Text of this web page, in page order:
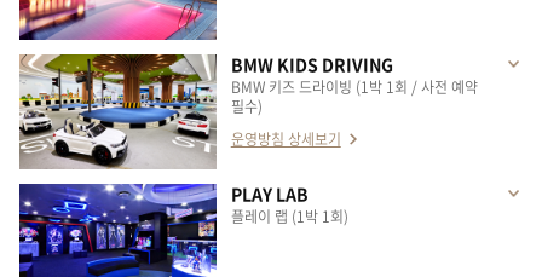
BMW KIDS DRIVING
BMW 키즈 드라이빙 (1박 1회 / 사전 예약
필수)
운영방침 상세보기
PLAY LAB
플레이 랩 (1박 1회)